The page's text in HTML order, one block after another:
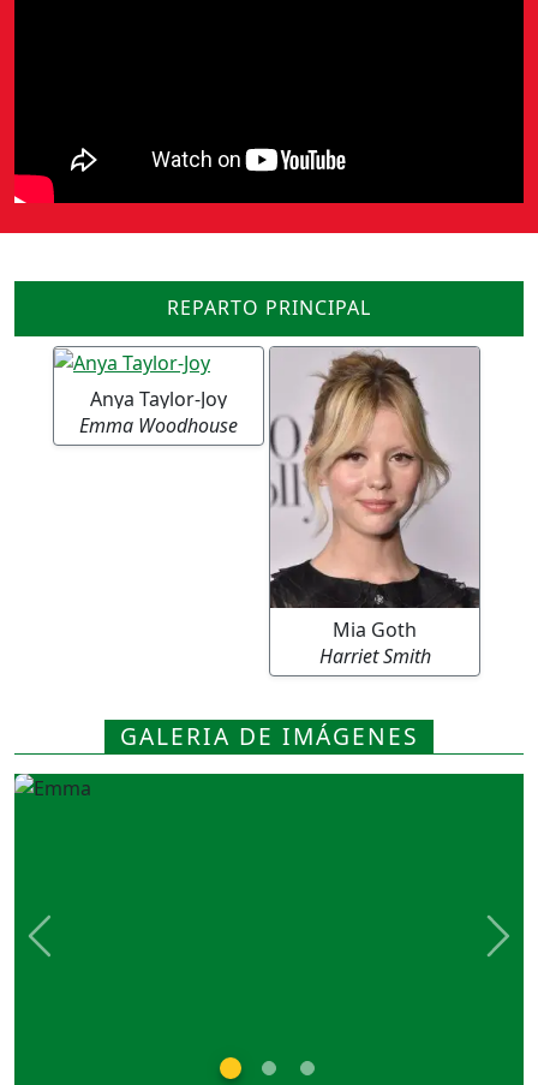
REPARTO PRINCIPAL
Anya Taylor-Joy
Emma Woodhouse
Mia Goth
Harriet Smith
GALERIA DE IMÁGENES
Previous Next